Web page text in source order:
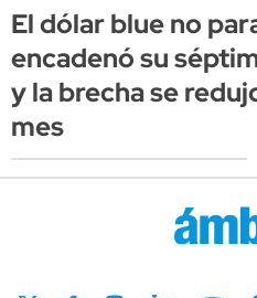
El dólar blue no
encadenó su
y la brecha se
mes